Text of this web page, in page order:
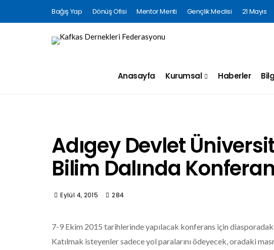
Bağış Yap Dönüş Ofisi Mentor Menti Gençlik Meclisi 21 Mayıs
Anasayfa Kurumsal Haberler
Adıgey Devlet
Bilim Dalında
Eylül 4, 2015 284
7-9 Ekim 2015 tarihlerinde yapılacak konferans için
Katılmak isteyenler sadece yol paralarını ödeyecek, oradaki